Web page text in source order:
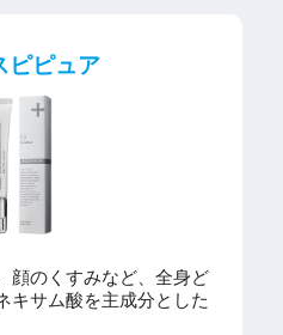
ピピュア
顔のくすみなど、全身ど
キサム酸を主成分とした